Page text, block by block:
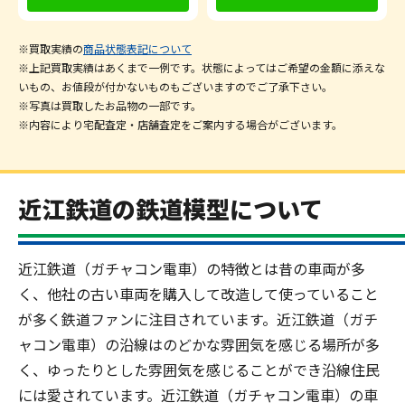
※買取実績の商品状態表記について
※上記買取実績はあくまで一例です。状態によってはご希望の金額に添えな
いもの、お値段が付かないものもございますのでご了承下さい。
※写真は買取したお品物の一部です。
※内容により宅配査定・店舗査定をご案内する場合がございます。
近江鉄道の鉄道模型について
近江鉄道（ガチャコン電車）の特徴とは昔の車両が多
く、他社の古い車両を購入して改造して使っていること
が多く鉄道ファンに注目されています。近江鉄道（ガチ
ャコン電車）の沿線はのどかな雰囲気を感じる場所が多
く、ゆったりとした雰囲気を感じることができ沿線住民
には愛されています。近江鉄道（ガチャコン電車）の車